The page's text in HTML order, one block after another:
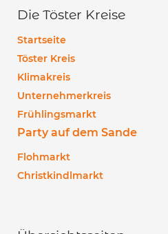
Die Töster Kreise
Startseite
Töster Kreis
Klimakreis
Unternehmerkreis
Frühlingsmarkt
Party auf dem Sande
Flohmarkt
Christkindlmarkt